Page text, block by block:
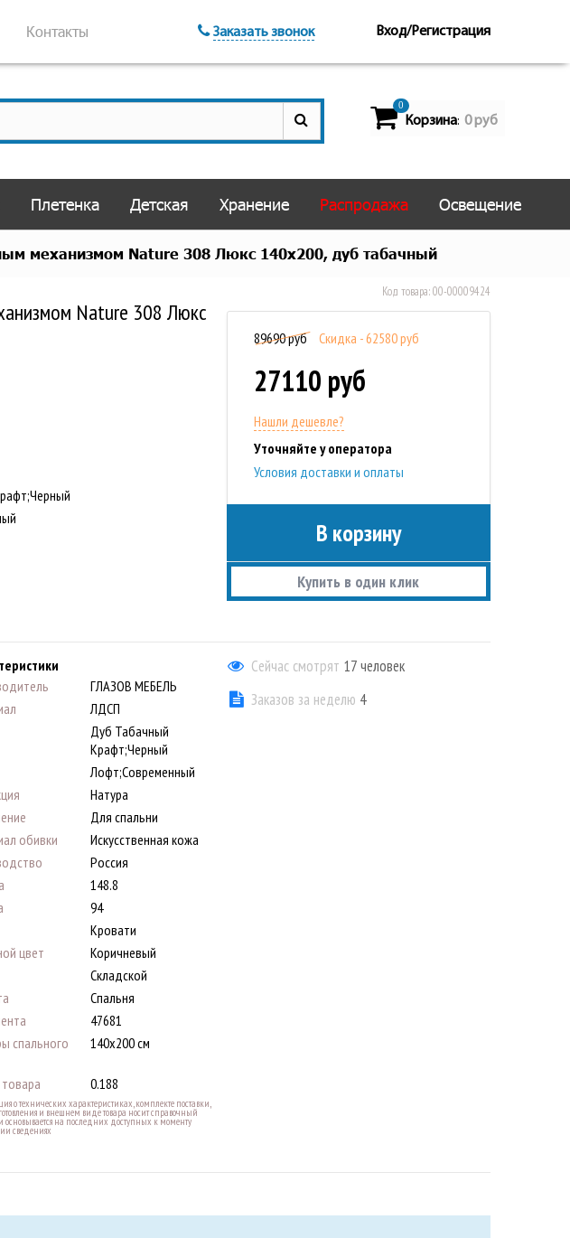
Контакты Заказать звонок Вход/Регистрация
0
Корзина: 0 руб
Плетенка Детская Хранение Распродажа Освещение
механизмом Nature 308 Люкс 140х200, дуб табачный
Nature 308 Люкс
Код товара:00-00009424
89690 руб Скидка - 62580 руб
27110 руб
Нашли дешевле?
Уточняйте у оператора
Условия доставки и оплаты
В корзину
Купить в один клик
ГЛАЗОВ МЕБЕЛЬ
ЛДСП
Дуб Табачный
Крафт;Черный
Лофт;Современный
Натура
Для спальни
обивки
Искусственная кожа
Россия
148.8
94
Кровати
цвет
Коричневый
Складской
Спальня
47681
спального
140х200 см
0.188
о технических характеристиках, комплекте поставки,
и внешнем виде товара носит справочный
основывается на последних доступных к моменту
сведениях
Сейчас смотрят 17человек
Заказов за неделю 4